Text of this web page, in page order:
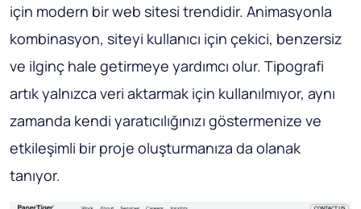
için modern bir web sitesi trendidir. Animasyonla
kombinasyon, siteyi kullanıcı için çekici, benzersiz
ve ilginç hale getirmeye yardımcı olur. Tipografi
artık yalnızca veri aktarmak için kullanılmıyor, aynı
zamanda kendi yaratıcılığınızı göstermenize ve
etkileşimli bir proje oluşturmanıza da olanak
tanıyor.